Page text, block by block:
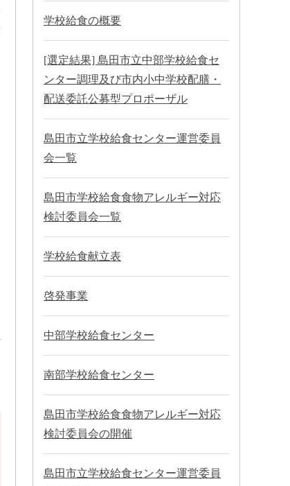
学校給食の概要
[選定結果] 島田市立中部学校給食セ
ンター調理及び市内小中学校配膳・
配送委託公募型プロポーザル
島田市立学校給食センター運営委員
会一覧
島田市学校給食食物アレルギー対応
検討委員会一覧
学校給食献立表
啓発事業
中部学校給食センター
南部学校給食センター
島田市学校給食食物アレルギー対応
検討委員会の開催
島田市立学校給食センター運営委員